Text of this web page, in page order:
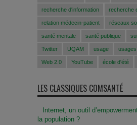
recherche d'information recherche
relation médecin-patient réseaux
santé mentale santé publique
Twitter UQAM usage usages
Web 2.0 YouTube école d'été
LES CLASSIQUES COMSANTÉ
Internet, un outil
la population ?